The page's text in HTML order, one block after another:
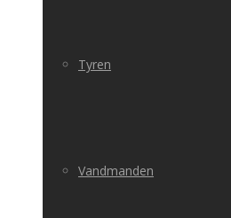
Tyren
Vandmanden